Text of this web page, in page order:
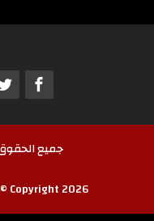
جميع
Copyright 2026